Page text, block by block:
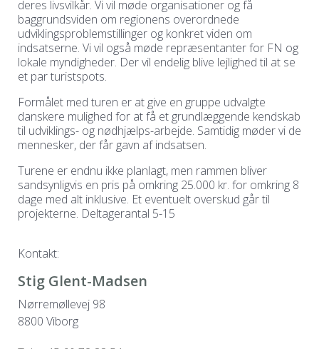
deres livsvilkår. Vi vil møde organisationer og få
baggrundsviden om regionens overordnede
udviklingsproblemstillinger og konkret viden om
indsatserne. Vi vil også møde repræsentanter for FN og
lokale myndigheder. Der vil endelig blive lejlighed til at se
et par turistspots.
Formålet med turen er at give en gruppe udvalgte
danskere mulighed for at få et grundlæggende kendskab
til udviklings- og nødhjælps-arbejde. Samtidig møder vi de
mennesker, der får gavn af indsatsen.
Turene er endnu ikke planlagt, men rammen bliver
sandsynligvis en pris på omkring 25.000 kr. for omkring 8
dage med alt inklusive. Et eventuelt overskud går til
projekterne. Deltagerantal 5-15
Kontakt:
Stig Glent-Madsen
Nørremøllevej 98
8800 Viborg